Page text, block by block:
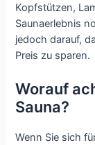
Kopfstützen,
Saunaerlebnis
jedoch darauf,
Preis zu sparen.
Worauf
Sauna?
Wenn Sie sich